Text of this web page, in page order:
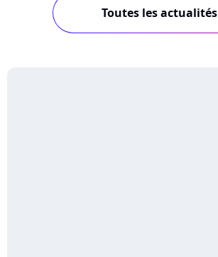
Toutes les actualités